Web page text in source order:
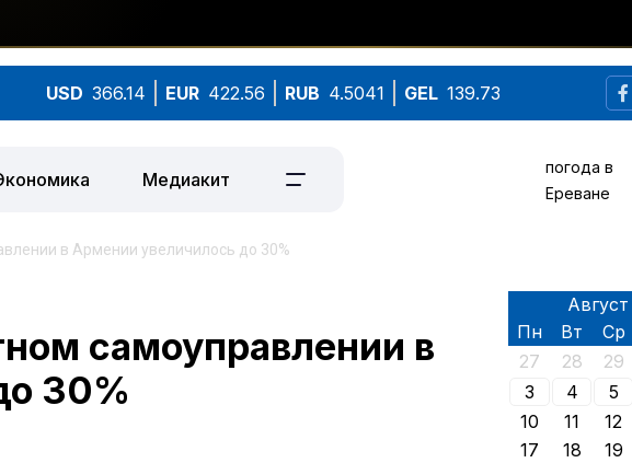
USD 366.14 EUR 422.56 RUB 4.5041 GEL 139.73
Медиакит
погода в
Ереване
в Армении увеличилось до 30%
самоуправлении в
30%
Пн Вт Ср
27
28 29
3
4 5
10
11 12
17
18 19